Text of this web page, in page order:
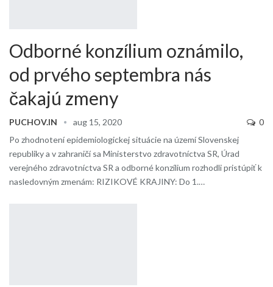
Odborné konzílium oznámilo,
od prvého septembra nás
čakajú zmeny
PUCHOV.IN aug 15, 2020
0
Po zhodnotení epidemiologickej situácie na území Slovenskej
republiky a v zahraničí sa Ministerstvo zdravotníctva SR, Úrad
verejného zdravotníctva SR a odborné konzílium rozhodli pristúpiť k
nasledovným zmenám: RIZIKOVÉ KRAJINY: Do 1.…